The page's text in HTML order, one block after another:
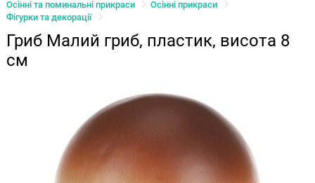
Осінні та поминальні прикраси
Осінні прикраси
Фігурки та декорації
Гриб Малий гриб, пластик, висота 8
см